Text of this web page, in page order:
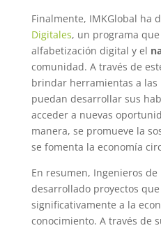
Finalmente, IMKGlobal ha
Digitales, un programa
alfabetización digital y el
comunidad. A través de
brindar herramientas a las
puedan desarrollar sus
acceder a nuevas
manera, se promueve la
se fomenta la economía
En resumen, Ingenieros
desarrollado proyectos
significativamente a la
conocimiento. A través de